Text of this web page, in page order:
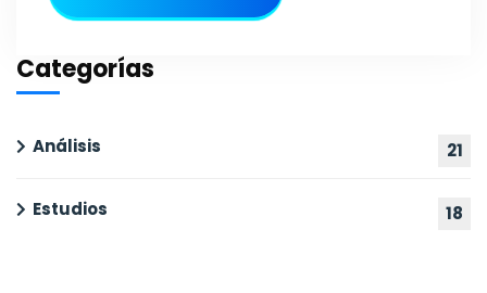
Categorías
Análisis 21
Estudios 18